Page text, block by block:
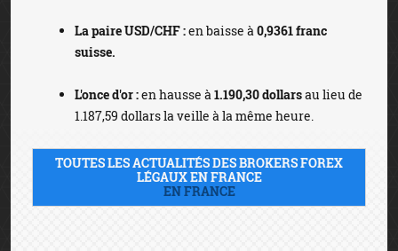
La paire USD/CHF :en baisse à0,9361 franc
suisse.
L'once d'or :en hausse à1.190,30 dollarsau lieu de
1.187,59 dollars la veille à la même heure.
TOUTES LES ACTUALITÉS DES BROKERS FOREX
LÉGAUX EN FRANCE
EN FRANCE